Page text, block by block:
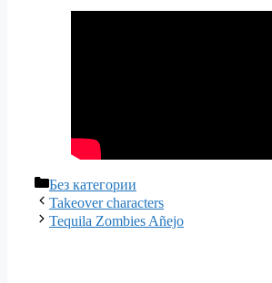
Рубрики
Без категории
Takeover characters
Tequila Zombies Añejo